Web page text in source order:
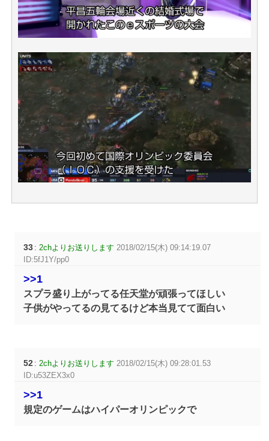
33 :2chよりお送りします 2018/02/15(木) 09:14:19.07
ID:5fJ1Y/pp0
>>1
スプラ盛り上がってる任天堂が頑張ってほしい
子供がやってるの見てるけど本当見てて面白い
52 : 2chよりお送りします 2018/02/15(木) 09:28:01.53
ID:u53ZEX3x0
>>1
規定のゲームはハイパーオリンピックで